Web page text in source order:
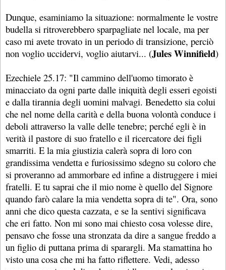
Dunque, esaminiamo la situazione: normalmente le vostre
budella si ritroverebbero sparpagliate nel locale, ma per
caso mi avete trovato in un periodo di transizione, perciò
non voglio uccidervi, voglio aiutarvi... (Jules Winnifield)
Ezechiele 25.17: "Il cammino dell'uomo timorato è
minacciato da ogni parte dalle iniquità degli esseri egoisti
e dalla tirannia degli uomini malvagi. Benedetto sia colui
che nel nome della carità e della buona volontà conduce i
deboli attraverso la valle delle tenebre; perché egli è in
verità il pastore di suo fratello e il ricercatore dei figli
smarriti. E la mia giustizia calerà sopra di loro con
grandissima vendetta e furiosissimo sdegno su coloro che
si proveranno ad ammorbare ed infine a distruggere i miei
fratelli. E tu saprai che il mio nome è quello del Signore
quando farò calare la mia vendetta sopra di te". Ora, sono
anni che dico questa cazzata, e se la sentivi significava
che eri fatto. Non mi sono mai chiesto cosa volesse dire,
pensavo che fosse una stronzata da dire a sangue freddo a
un figlio di puttana prima di sparargli. Ma stamattina ho
visto una cosa che mi ha fatto riflettere. Vedi, adesso